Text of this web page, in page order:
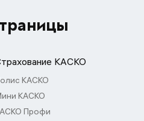
КАСКО
КАСКО
КАСКО
Профи